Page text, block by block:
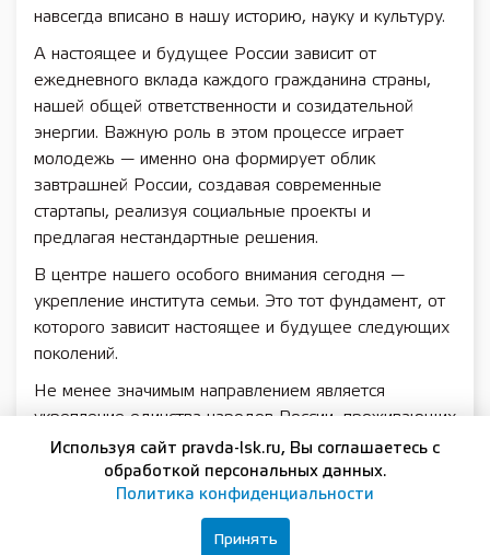
навсегда вписано в нашу историю, науку и культуру.
А настоящее и будущее России зависит от
ежедневного вклада каждого гражданина страны,
нашей общей ответственности и созидательной
энергии. Важную роль в этом процессе играет
молодежь — именно она формирует облик
завтрашней России, создавая современные
стартапы, реализуя социальные проекты и
предлагая нестандартные решения.
В центре нашего особого внимания сегодня —
укрепление института семьи. Это тот фундамент, от
которого зависит настоящее и будущее следующих
поколений.
Не менее значимым направлением является
укрепление единства народов России, проживающих
на нижегородской земле. Сегодня как никогда важны
согласие, взаимное уважение и ответственность
каждого за судьбу нашей страны и малой родины.
Нижегородская область исторически является
местом пересечения различных культур и традиций
Используя сайт pravda-lsk.ru, Вы соглашаетесь с
обработкой персональных данных.
Политика конфиденциальности
Принять